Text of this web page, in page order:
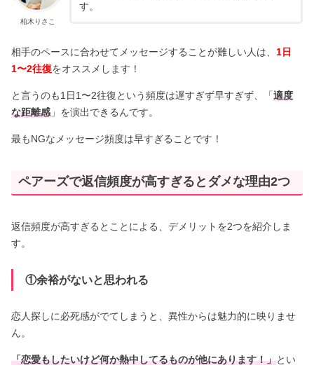
柏木りさこ
す。
相手のペースに合わせてメッセージすることが難しい人は、 1日
1〜2往復をオススメします！
と言うのも1日1〜2往復という頻度は遅すぎず早すぎず、「適度
な距離感 」を演出できるんです。
最もNGなメッセージ頻度は早すぎることです！
ペアーズで返信頻度が高すぎるとダメな理由2つ
返信頻度が高すぎるとことによる、デメリットを2つを紹介しま
す。
①余裕がないと思われる
恋人探しに必死感がでてしまうと、異性からは魅力的に映りませ
ん。
「恋愛もしたいけど何か熱中してるものが他にあります！」とい